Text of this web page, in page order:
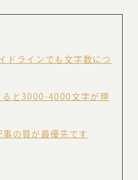
ドラインでも文字数につ
ると3000-4000文字が理
の質が最優先です